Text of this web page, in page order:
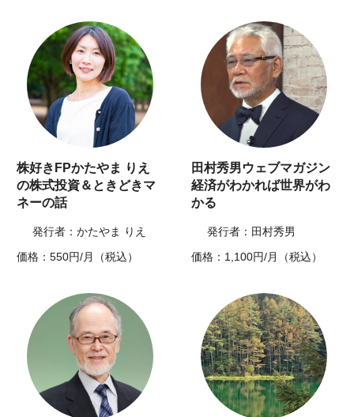
株好きFPかたやま りえ
の株式投資＆ときどきマ
ネーの話
発行者：かたやま りえ
価格：550円/月（税込）
田村秀男ウェブマガジン
経済がわかれば世界がわ
かる
発行者：田村秀男
価格：1,100円/月（税込）